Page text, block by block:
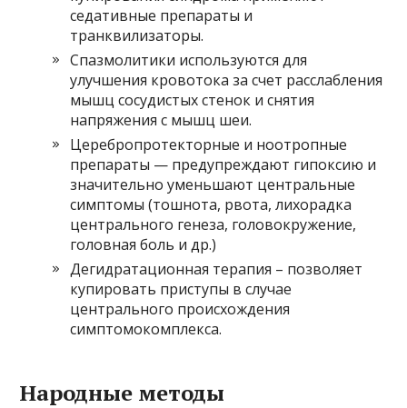
седативные препараты и
транквилизаторы.
Спазмолитики используются для
улучшения кровотока за счет расслабления
мышц сосудистых стенок и снятия
напряжения с мышц шеи.
Церебропротекторные и ноотропные
препараты — предупреждают гипоксию и
значительно уменьшают центральные
симптомы (тошнота, рвота, лихорадка
центрального генеза, головокружение,
головная боль и др.)
Дегидратационная терапия – позволяет
купировать приступы в случае
центрального происхождения
симптомокомплекса.
Народные методы